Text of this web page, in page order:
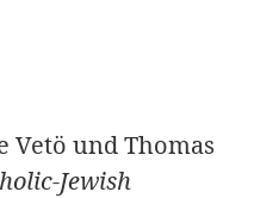
Vetö und Thomas
Jewish